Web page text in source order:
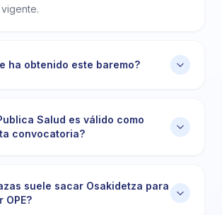
ha obtenido este baremo?
Salud es válido como
convocatoria?
suele sacar Osakidetza para
OPE?